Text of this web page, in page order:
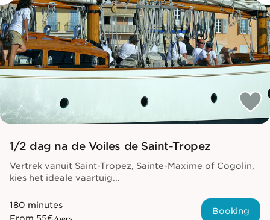
1/2 dag na de Voiles de Saint-Tropez
Vertrek vanuit Saint-Tropez, Sainte-Maxime of Cogolin,
kies het ideale vaartuig...
180 minutes
Booking